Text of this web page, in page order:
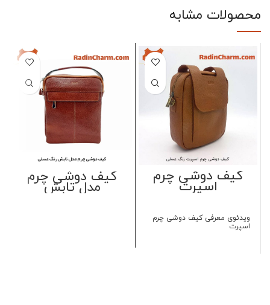
محصولات مشابه
کیف دوشی چرم
اسپرت
ویدئوی معرفی کیف دوشی چرم
اسپرت
کیف دوشی چرم
مدل تابش